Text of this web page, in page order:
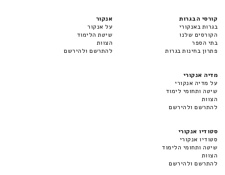
קורסי הבגרות
בגרות באנקורי
הקורסים שלנו
בתי הספר
פתרון בחינות בגרות
אנקור
על אנקור
שיטת הלימוד
הצוות
להתרשם ולהירשם
מדיה אנקורי
על מדיה אנקורי
שיטה ותחומי לימוד
הצוות
להתרשם ולהירשם
סטודיו אנקורי
סטודיו אנקורי
שיטה ותחומי הלימוד
הצוות
להתרשם ולהירשם